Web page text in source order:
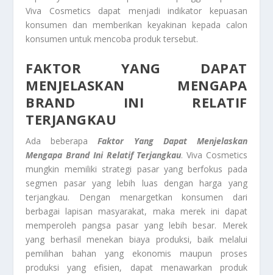
Viva Cosmetics dapat menjadi indikator kepuasan
konsumen dan memberikan keyakinan kepada calon
konsumen untuk mencoba produk tersebut.
FAKTOR YANG DAPAT
MENJELASKAN MENGAPA
BRAND INI RELATIF
TERJANGKAU
Ada beberapaFaktor Yang Dapat Menjelaskan
Mengapa Brand Ini Relatif Terjangkau. Viva Cosmetics
mungkin memiliki strategi pasar yang berfokus pada
segmen pasar yang lebih luas dengan harga yang
terjangkau. Dengan menargetkan konsumen dari
berbagai lapisan masyarakat, maka merek ini dapat
memperoleh pangsa pasar yang lebih besar. Merek
yang berhasil menekan biaya produksi, baik melalui
pemilihan bahan yang ekonomis maupun proses
produksi yang efisien, dapat menawarkan produk